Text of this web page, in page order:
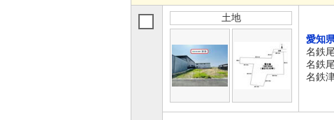
土地
愛知
名鉄
名鉄
名鉄